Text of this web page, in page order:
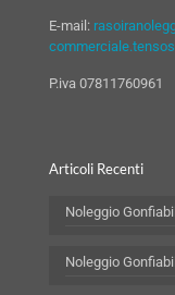
E-mail:
P.iva 07811760961
Articoli Recenti
Noleggio
Noleggio